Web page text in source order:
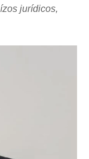
jurídicos,